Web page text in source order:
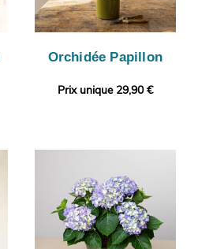
Orchidée Papillon
Prix unique 29,90 €